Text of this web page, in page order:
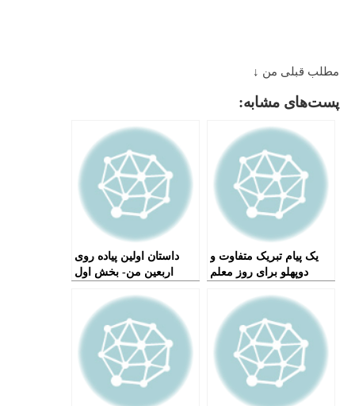
مطلب قبلی من ↓
پست‌های مشابه:
یک پیام تبریک متفاوت و
دوپهلو برای روز معلم
داستان اولین پیاده روی
اربعین من- بخش اول